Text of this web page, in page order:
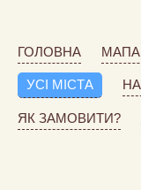
ГОЛОВНА
УСІ МІСТА
ЯК ЗАМОВИТИ?